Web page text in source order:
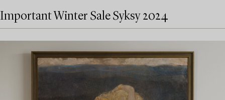
Important Winter Sale Syksy 2024